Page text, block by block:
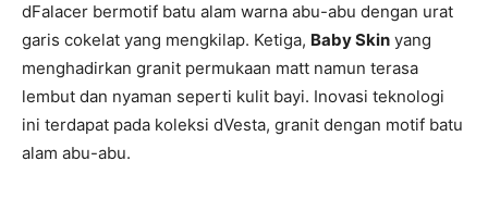
dFalacer bermotif batu alam warna abu-abu dengan urat
garis cokelat yang mengkilap. Ketiga, Baby Skin yang
menghadirkan granit permukaan matt namun terasa
lembut dan nyaman seperti kulit bayi. Inovasi teknologi
ini terdapat pada koleksi dVesta, granit dengan motif batu
alam abu-abu.